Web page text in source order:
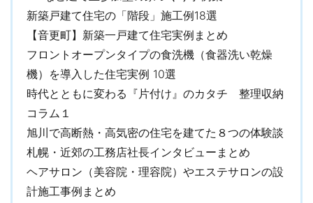
自社グル―プで開発することで、高性能・高品質な住まいを標準
仕様、納得価格で提供しています。
デザイン・テイストは豊富なラインアップから好みのスタイルが
選べます。また、二世帯住宅や平屋、三階建てなど、敷地条件や
家族構成に合わせた最適なプランを提案しています。
一条工務店の家づくりが分かる多彩な施設やサービス
道内各地で、入居宅訪問や構造・完成見学会、無料地盤調査、バ
ーチャル展示場など、一条工務店の家づくりを知ることができる
サービスやイベントを開催しています。石狩市の「札幌ハウジン
グテクノロジーセンター」は、実際に見て触れて「性能の違い」
新築戸建て住宅の「階段」施工例18選
【音更町】新築一戸建て住宅実例まとめ
フロントオープンタイプの食洗機（食器洗い乾燥
機）を導入した住宅実例 10選
時代とともに変わる『片付け』のカタチ 整理収納
コラム１
旭川で高断熱・高気密の住宅を建てた８つの体験談
札幌・近郊の工務店社長インタビューまとめ
ヘアサロン（美容院・理容院）やエステサロンの設
計施工事例まとめ